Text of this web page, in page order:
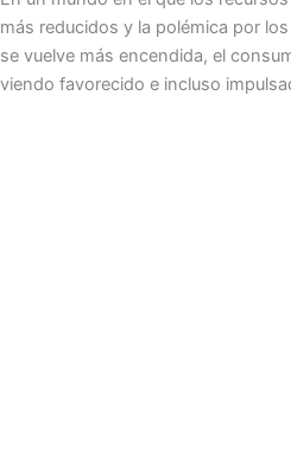
más reducidos y la polémica por
se vuelve más encendida, el
viendo favorecido e incluso